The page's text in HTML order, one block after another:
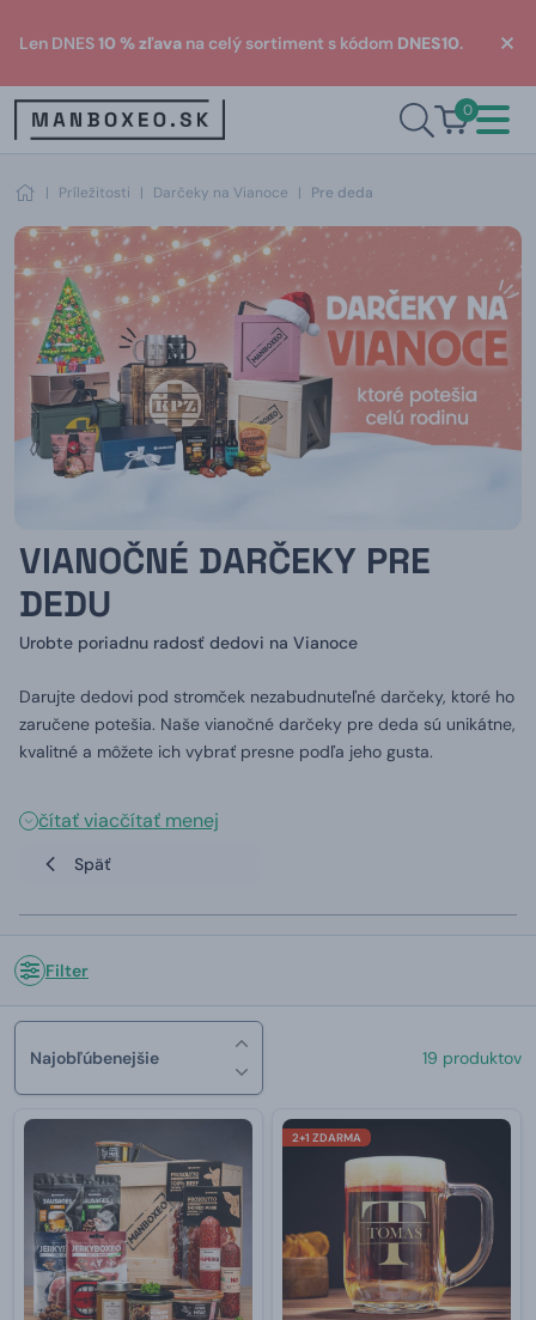
Len DNES10 % zľava na celý sortiment s kódom DNES10.
0
| Príležitosti | Darčeky na Vianoce | Pre deda
VIANOČNÉ DARČEKY PRE
DEDU
Urobte poriadnu radosť dedovi na Vianoce
Darujte dedovi pod stromček nezabudnuteľné darčeky, ktoré ho
zaručene potešia. Naše vianočné darčeky pre deda sú unikátne,
kvalitné a môžete ich vybrať presne podľa jeho gusta.
čítať viacčítať menej
Späť
Filter
Najobľúbenejšie 19 produktov
2+1 ZDARMA